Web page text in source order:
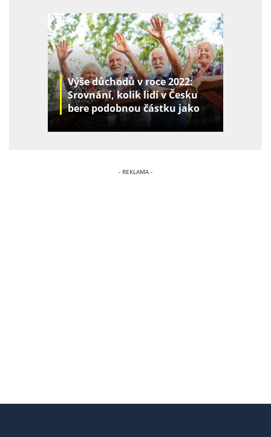
Výše důchodů v roce 2022:
Srovnání, kolik lidí v Česku
bere podobnou částku jako